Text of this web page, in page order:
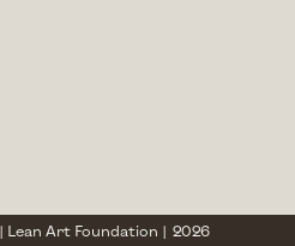
Lean Art Foundation | 2026